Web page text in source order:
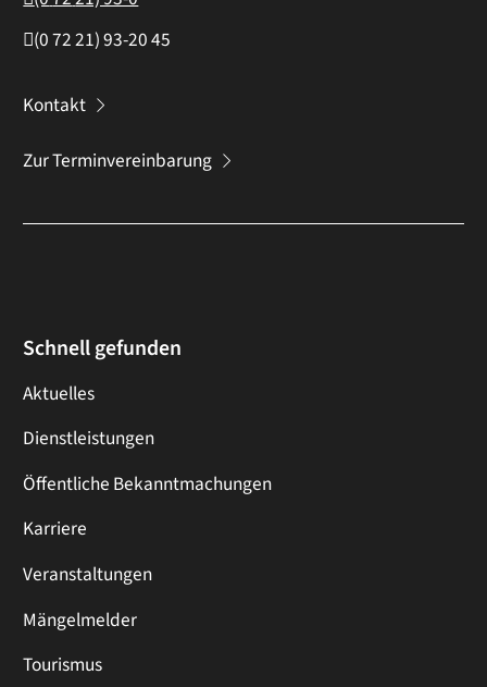
(07221) 93-2045
Kontakt
Zur Terminvereinbarung
Schnell gefunden
Aktuelles
Dienstleistungen
Öffentliche Bekanntmachungen
Karriere
Veranstaltungen
Mängelmelder
Tourismus